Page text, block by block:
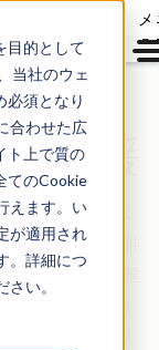
目的として
当社のウェ
必須となり
合わせた広
ト上で質の
てのCookie
えます。い
が適用され
。詳細につ
さい。
支援
いて技術的な
ラフィックを伸
関する目標を達
提供いたしま
ツールに基づ